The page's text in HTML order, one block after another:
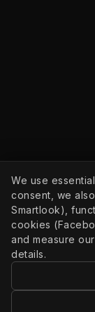
© ২০২৬,
সর্বস্বত্ব সংরক্ষিত।
কোম্পানি
কুকি নীতি
We use
consent, we
Smartlook),
cookies
and measure
details.